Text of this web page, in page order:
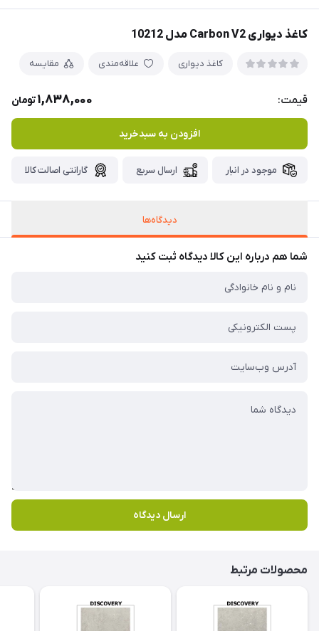
کاغذ دیواری Carbon V2 مدل 10212
کاغذ دیواری علاقه‌مندی مقایسه
قیمت: 1,838,000تومان
افزودن به سبدخرید
موجود در انبار ارسال سریع گارانتی اصالت کالا
دیدگاه‌ها
شما هم درباره این کالا دیدگاه ثبت کنید
ارسال دیدگاه
محصولات مرتبط